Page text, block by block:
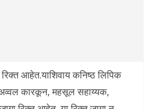
रिक्त आहेत.याशिवाय कनिष्ठ लिपिक
कारकून, महसूल सहाय्यक,